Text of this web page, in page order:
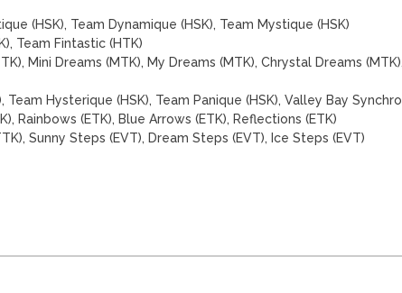
(HSK), Team Dynamique (HSK), Team Mystique (HSK)
Team Fintastic (HTK)
Mini Dreams (MTK), My Dreams (MTK), Chrystal Dreams
Hysterique (HSK), Team Panique (HSK), Valley Bay
Rainbows (ETK), Blue Arrows (ETK), Reflections (ETK)
Sunny Steps (EVT), Dream Steps (EVT), Ice Steps (EVT)